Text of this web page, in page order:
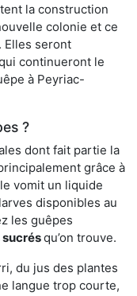
la construction
colonie et ce
Elles seront
continueront le
à Peyriac-
?
dont fait partie la
grâce à
vomit un liquide
disponibles au
les guêpes
qu’on trouve.
du jus des plantes
langue trop courte,